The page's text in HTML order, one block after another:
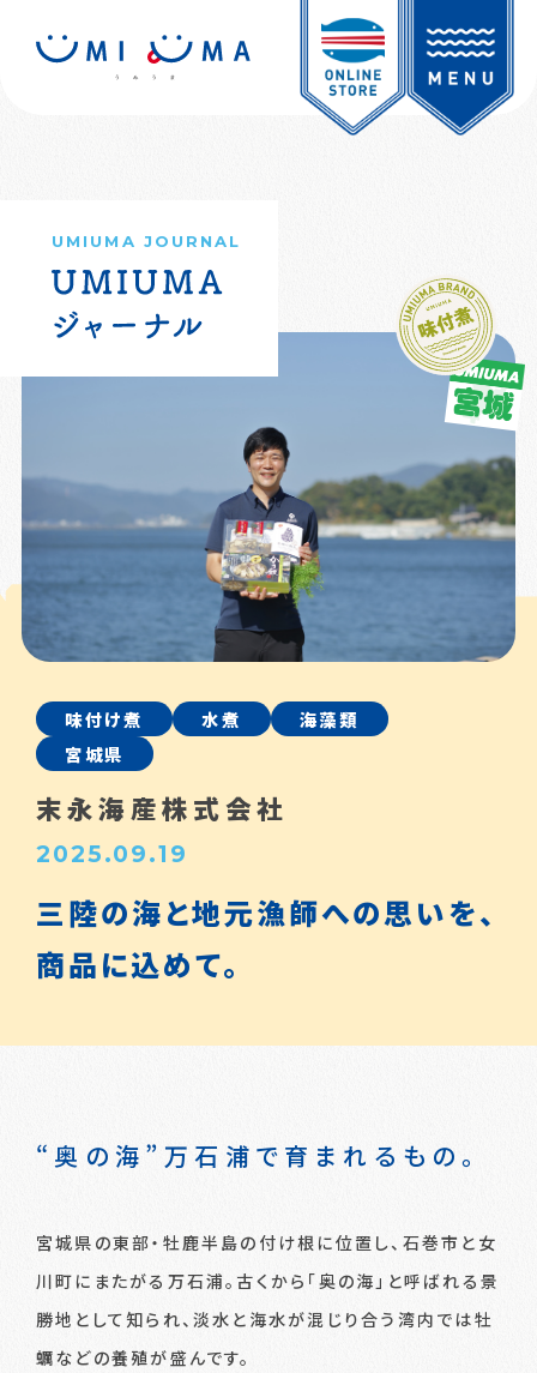
UMIUMA JOURNAL
味付け煮 水煮
海藻類
宮城県
末永海産株式会社
2025.09.19
三陸の海と地元漁師への思いを、
商品に込めて。
“奥の海”万石浦で育まれるもの。
宮城県の東部・牡鹿半島の付け根に位置し、石巻市と女
川町にまたがる万石浦。古くから「奥の海」と呼ばれる景
勝地として知られ、淡水と海水が混じり合う湾内では牡
蠣などの養殖が盛んです。